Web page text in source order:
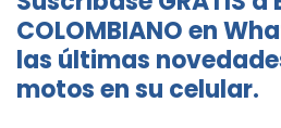
COLOMBIANO en
las últimas
motos en su celular.